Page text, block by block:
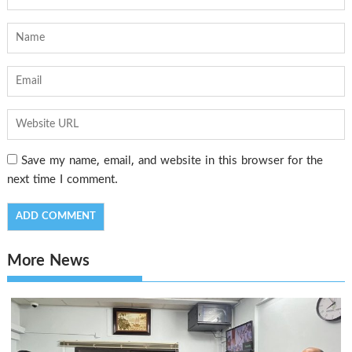
Save my name, email, and website in this browser for the
next time I comment.
More News